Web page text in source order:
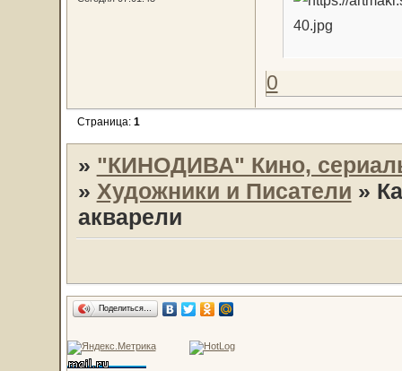
0
Страница: 1
» "КИНОДИВА" Кино,
» Художники и Писатели »
акварели
Поделиться…